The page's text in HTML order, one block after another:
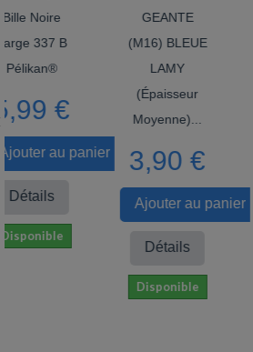
Noire
337 B
€
au panier
GEANTE
(M16) BLEUE
LAMY
(épaisseur
Moyenne)...
3,90 €
Ajouter au panier
Détails
Disponible